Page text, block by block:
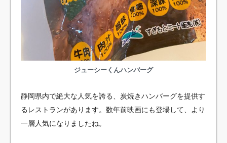
ジューシーくんハンバーグ
静岡県内で絶大な人気を誇る、炭焼きハンバーグを提供す
るレストランがあります。数年前映画にも登場して、より
一層人気になりましたね。